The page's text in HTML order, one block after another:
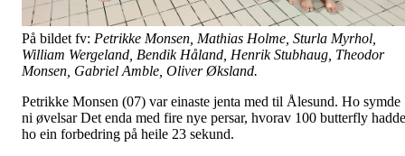
På bildet fv: Petrikke Monsen, Mathias Holme, Sturla Myrhol,
William Wergeland, Bendik Håland, Henrik Stubhaug, Theodor
Monsen, Gabriel Amble, Oliver Øksland.
Petrikke Monsen (07) var einaste jenta med til Ålesund. Ho symde
ni øvelsar Det enda med fire nye persar, hvorav 100 butterfly hadde
ho ein forbedring på heile 23 sekund.